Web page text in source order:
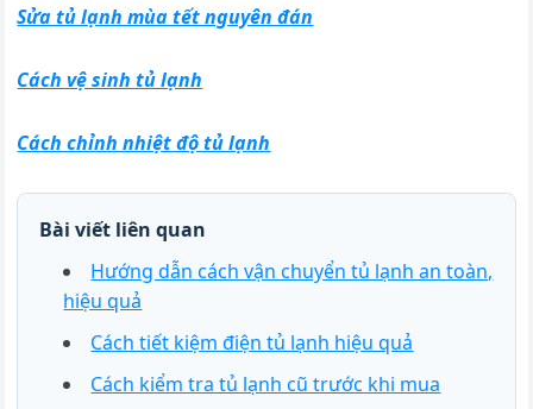
Sửa tủ lạnh mùa tết nguyên đán
Cách vệ sinh tủ lạnh
Cách chỉnh nhiệt độ tủ lạnh
Bài viết liên quan
Hướng dẫn cách vận chuyển tủ lạnh an toàn,
hiệu quả
Cách tiết kiệm điện tủ lạnh hiệu quả
Cách kiểm tra tủ lạnh cũ trước khi mua